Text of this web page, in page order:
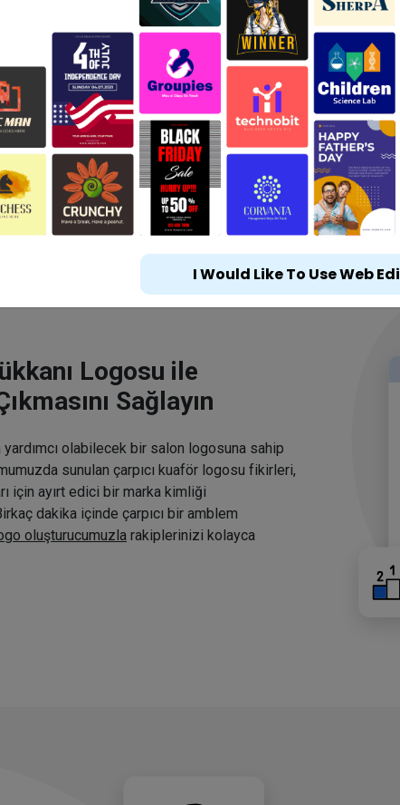
Logosu ile
Sağlayın
yardımcı olabilecek bir salon logosuna sahip
sunulan çarpıcı kuaför logosu fikirleri,
için ayırt edici bir marka kimliği
dakika içinde çarpıcı bir amblem
oluşturucumuzla rakiplerinizi kolayca
I Would Like To Use Web